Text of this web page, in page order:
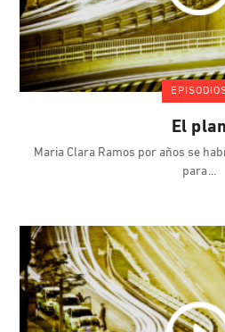
El plan
Maria Clara Ramos por años se
para